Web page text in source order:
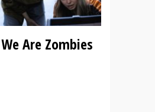
Are Zombies